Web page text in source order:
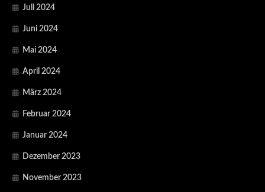
Juli 2024
Juni 2024
Mai 2024
April 2024
März 2024
Februar 2024
Januar 2024
Dezember 2023
November 2023